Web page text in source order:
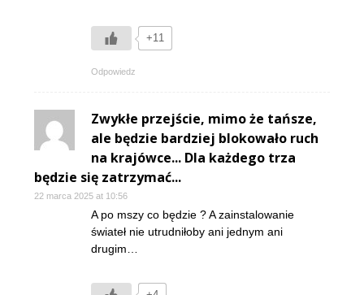
+11
Odpowiedz
Zwykłe przejście, mimo że tańsze,
ale będzie bardziej blokowało ruch
na krajówce... Dla każdego trza
będzie się zatrzymać...
22 marca 2025 at 10:56
A po mszy co będzie ? A zainstalowanie
świateł nie utrudniłoby ani jednym ani
drugim…